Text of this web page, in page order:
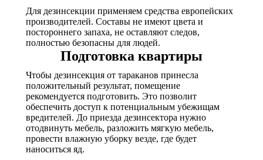
Для дезинсекции применяем средства европейских
производителей. Составы не имеют цвета и
постороннего запаха, не оставляют следов,
полностью безопасны для людей.
Подготовка квартиры
Чтобы дезинсекция от тараканов принесла
положительный результат, помещение
рекомендуется подготовить. Это позволит
обеспечить доступ к потенциальным убежищам
вредителей. До приезда дезинсектора нужно
отодвинуть мебель, разложить мягкую мебель,
провести влажную уборку везде, где будет
наноситься яд.